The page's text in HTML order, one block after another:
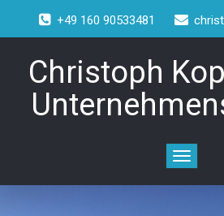
+49 160 90533481
Christoph
Toggle